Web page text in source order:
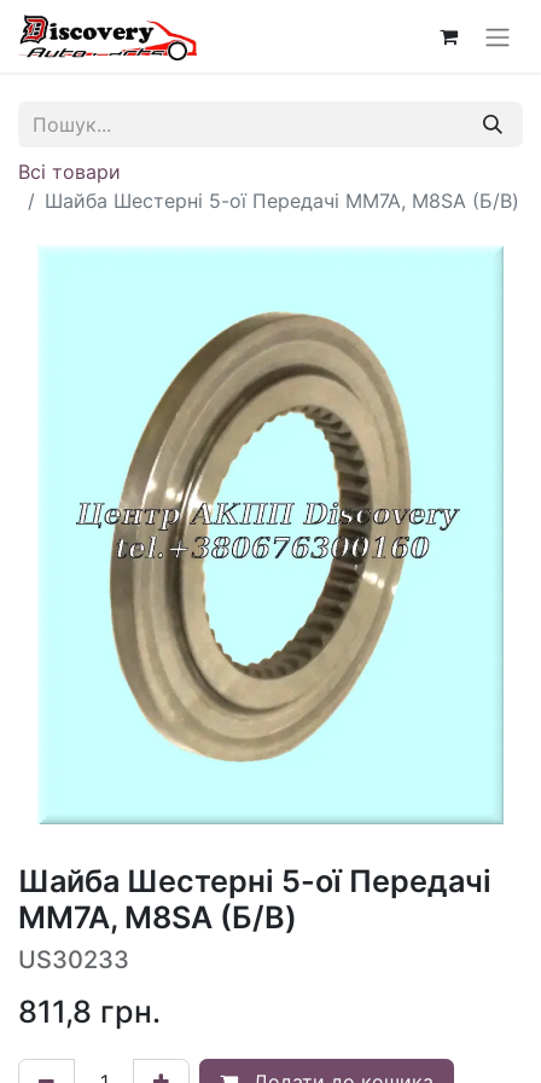
Всі товари
Шайба Шестерні 5-ої Передачі MM7A, M8SA (Б/В)
Шайба Шестерні 5-ої Передачі
MM7A, M8SA (Б/В)
US30233
811,8 грн.